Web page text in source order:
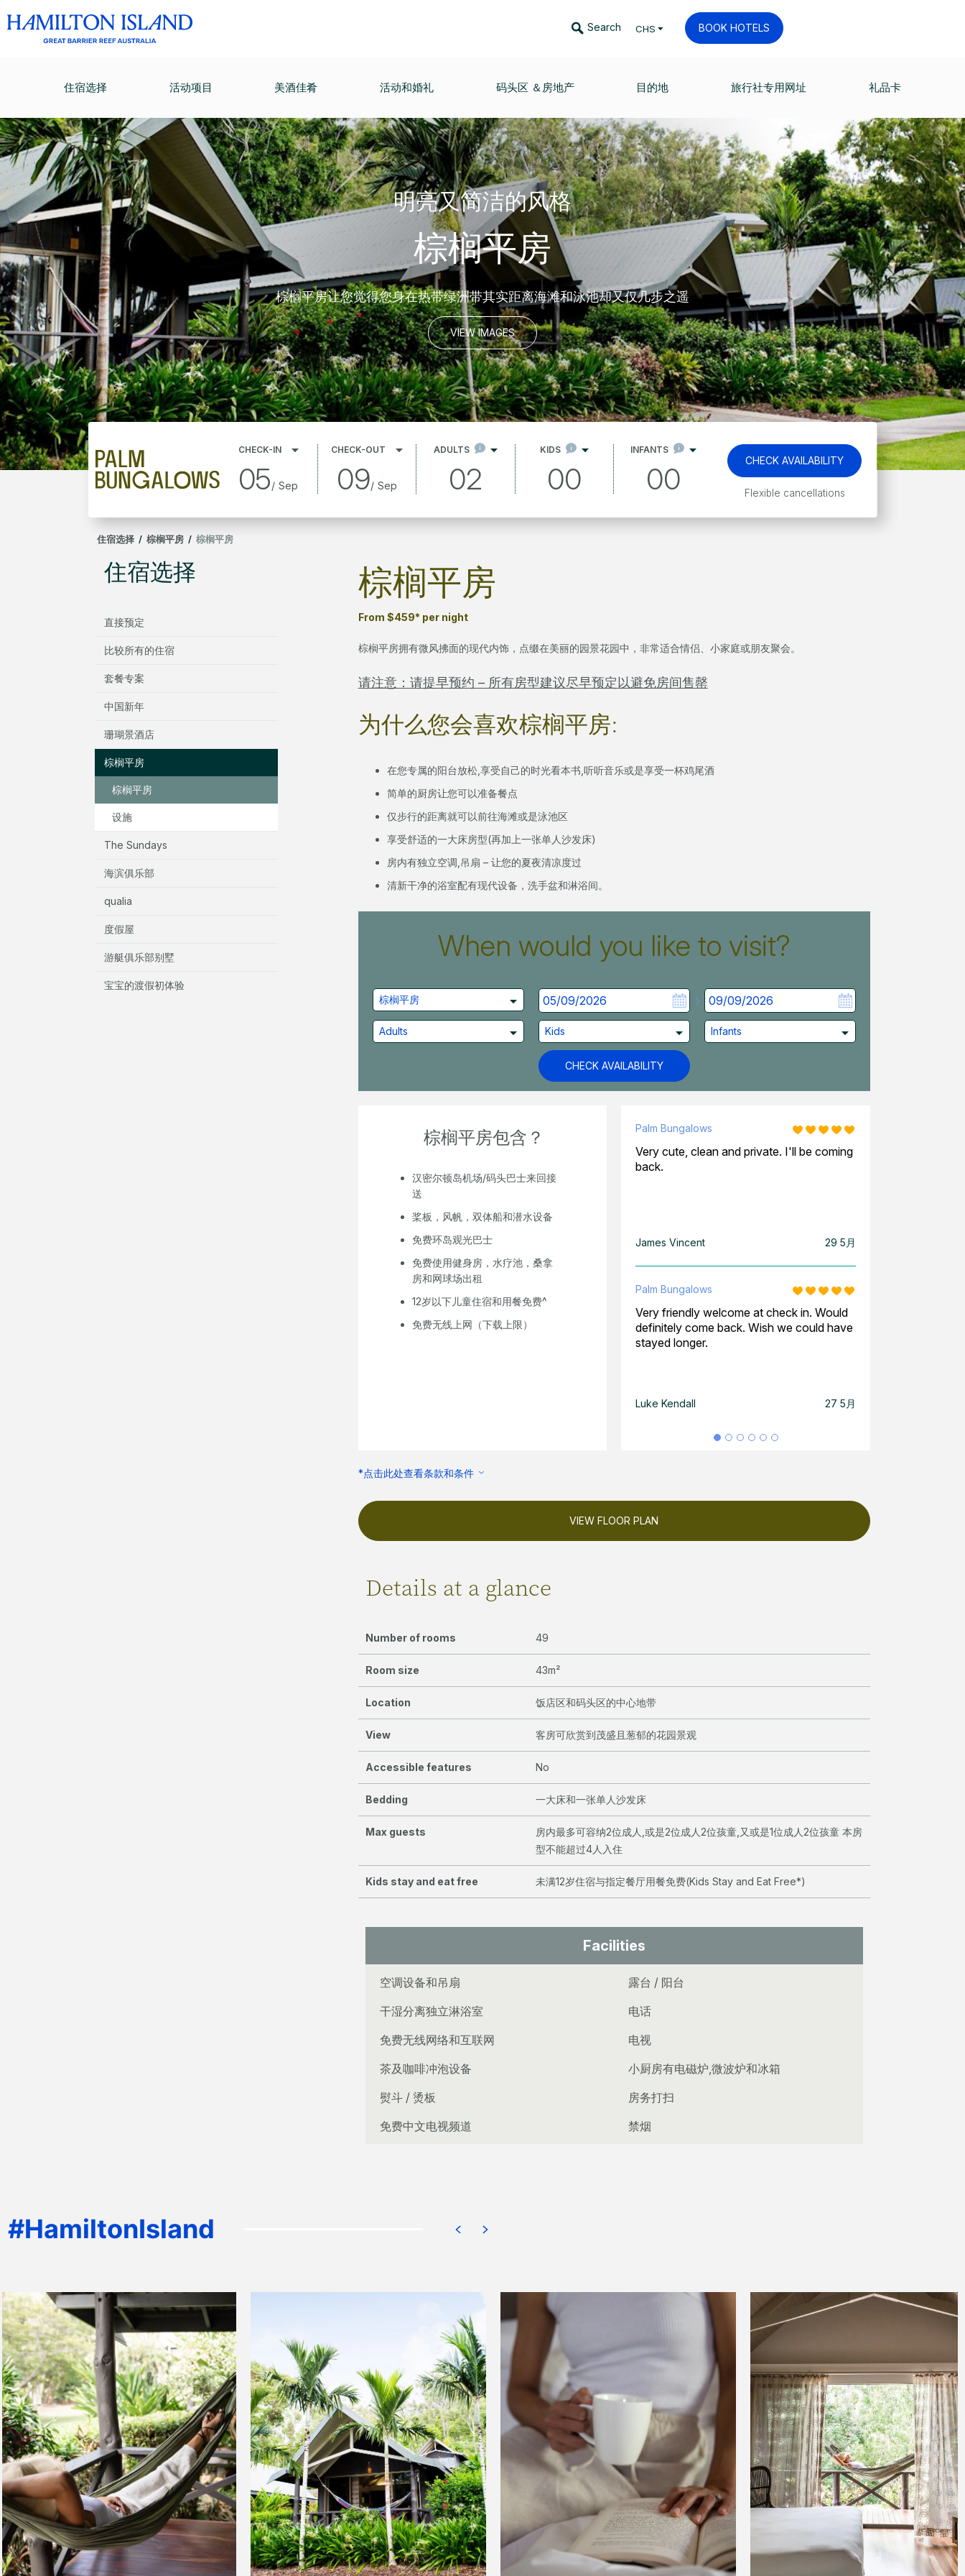
Search CHS BOOK HOTELS
住宿选择 活动项目 美酒佳肴 活动和婚礼 码头区 ＆房地产 目的地 旅行社专用网址 礼品卡
明亮又简洁的风格
棕榈平房
棕榈平房让您觉得您身在热带绿洲带其实距离海滩和泳池却又仅几步之遥
VIEW IMAGES
CHECK-IN
05/ Sep
CHECK-OUT
09/ Sep
ADULTS
02
KIDS
00
INFANTS
00
CHECK AVAILABILITY
Kids stay and eat free*
住宿选择 / 棕榈平房 / 棕榈平房
住宿选择
直接预定
比较所有的住宿
套餐专案
中国新年
珊瑚景酒店
棕榈平房
棕榈平房
设施
The Sundays
海滨俱乐部
qualia
度假屋
游艇俱乐部别墅
宝宝的渡假初体验
棕榈平房
From $459* per night
棕榈平房拥有微风拂面的现代内饰，点缀在美丽的园景花园中，非常适合情侣、小家庭或朋友聚会。
请注意：请提早预约 – 所有房型建议尽早预定以避免房间售罄
为什么您会喜欢棕榈平房:
在您专属的阳台放松,享受自己的时光看本书,听听音乐或是享受一杯鸡尾酒
简单的厨房让您可以准备餐点
仅步行的距离就可以前往海滩或是泳池区
享受舒适的一大床房型(再加上一张单人沙发床)
房内有独立空调,吊扇 – 让您的夏夜清凉度过
清新干净的浴室配有现代设备，洗手盆和淋浴间。
When would you like to visit?
棕榈平房
Adults Kids Infants
CHECK AVAILABILITY
棕榈平房包含？
汉密尔顿岛机场/码头巴士来回接
送
桨板，风帆，双体船和潜水设备
免费环岛观光巴士
免费使用健身房，水疗池，桑拿
房和网球场出租
12岁以下儿童住宿和用餐免费^
免费无线上网（下载上限）
Palm Bungalows
Very cute, clean and private. I'll be coming
back.
James Vincent 29 5月
Palm Bungalows
Very friendly welcome at check in. Would
definitely come back. Wish we could have
stayed longer.
Luke Kendall 27 5月
*点击此处查看条款和条件
VIEW FLOOR PLAN
Details at a glance
Number of rooms 49
Room size 43m²
Location 饭店区和码头区的中心地带
View 客房可欣赏到茂盛且葱郁的花园景观
Accessible features No
Bedding 一大床和一张单人沙发床
Max guests
房内最多可容纳2位成人,或是2位成人2位孩童,又或是1位成人2位孩童 本房
型不能超过4人入住
Kids stay and eat free 未满12岁住宿与指定餐厅用餐免费(Kids Stay and Eat Free*)
Facilities
空调设备和吊扇
露台 / 阳台
干湿分离独立淋浴室
电话
免费无线网络和互联网
电视
茶及咖啡冲泡设备
小厨房有电磁炉,微波炉和冰箱
熨斗 / 烫板
房务打扫
免费中文电视频道
禁烟